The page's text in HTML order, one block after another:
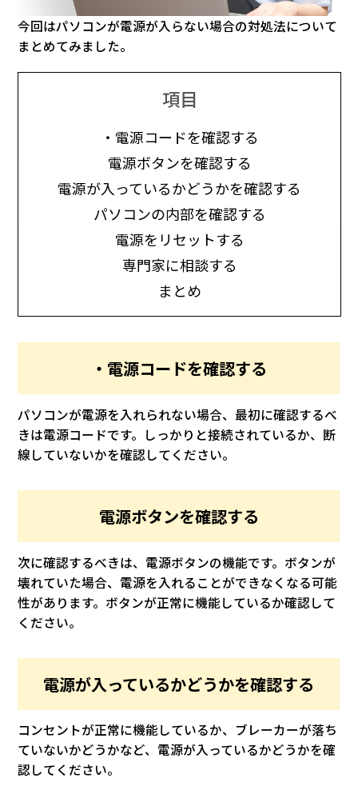
今回はパソコンが電源が入らない場合の対処法について
まとめてみました。
項目
・電源コードを確認する
電源ボタンを確認する
電源が入っているかどうかを確認する
パソコンの内部を確認する
電源をリセットする
専門家に相談する
まとめ
・電源コードを確認する
パソコンが電源を入れられない場合、最初に確認するべ
きは電源コードです。しっかりと接続されているか、断
線していないかを確認してください。
電源ボタンを確認する
次に確認するべきは、電源ボタンの機能です。ボタンが
壊れていた場合、電源を入れることができなくなる可能
性があります。ボタンが正常に機能しているか確認して
ください。
電源が入っているかどうかを確認する
コンセントが正常に機能しているか、ブレーカーが落ち
ていないかどうかなど、電源が入っているかどうかを確
認してください。